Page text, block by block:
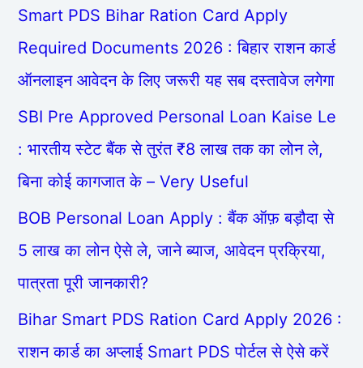
Smart PDS Bihar Ration Card Apply
Required Documents 2026 : बिहार राशन कार्ड
ऑनलाइन आवेदन के लिए जरूरी यह सब दस्तावेज लगेगा
SBI Pre Approved Personal Loan Kaise Le
: भारतीय स्टेट बैंक से तुरंत ₹8 लाख तक का लोन ले,
बिना कोई कागजात के – Very Useful
BOB Personal Loan Apply : बैंक ऑफ़ बड़ौदा से
5 लाख का लोन ऐसे ले, जाने ब्याज, आवेदन प्रक्रिया,
पात्रता पूरी जानकारी?
Bihar Smart PDS Ration Card Apply 2026 :
राशन कार्ड का अप्लाई Smart PDS पोर्टल से ऐसे करें